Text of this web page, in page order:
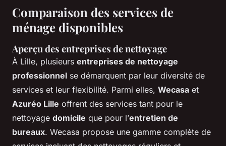
Comparaison des services de
ménage disponibles
Aperçu des entreprises de nettoyage
À Lille, plusieurs entreprises de nettoyage
professionnel se démarquent par leur diversité de
services et leur flexibilité. Parmi elles, Wecasa et
Azuréo Lille offrent des services tant pour le
nettoyage domicile que pour l’entretien de
bureaux. Wecasa propose une gamme complète de